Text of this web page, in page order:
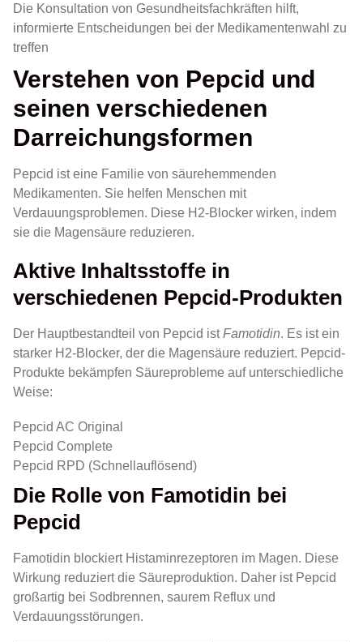
Die Konsultation von Gesundheitsfachkräften hilft,
informierte Entscheidungen bei der Medikamentenwahl zu
treffen
Verstehen von Pepcid und
seinen verschiedenen
Darreichungsformen
Pepcid ist eine Familie von säurehemmenden
Medikamenten. Sie helfen Menschen mit
Verdauungsproblemen. Diese H2-Blocker wirken, indem
sie die Magensäure reduzieren.
Aktive Inhaltsstoffe in
verschiedenen Pepcid-Produkten
Der Hauptbestandteil von Pepcid istFamotidin. Es ist ein
starker H2-Blocker, der die Magensäure reduziert. Pepcid-
Produkte bekämpfen Säureprobleme auf unterschiedliche
Weise:
Pepcid AC Original
Pepcid Complete
Pepcid RPD (Schnellauflösend)
Die Rolle von Famotidin bei
Pepcid
Famotidin blockiert Histaminrezeptoren im Magen. Diese
Wirkung reduziert die Säureproduktion. Daher ist Pepcid
großartig bei Sodbrennen, saurem Reflux und
Verdauungsstörungen.